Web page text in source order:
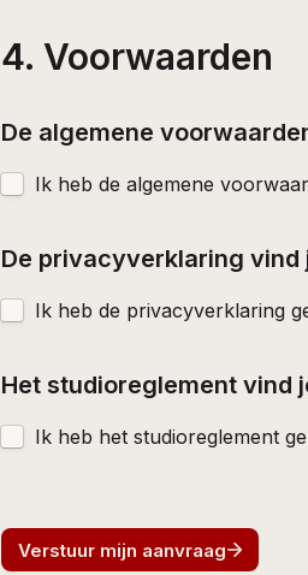
4. Voorwaarden
De algemene
Ik heb de algemene
De privacyverklaring vind
Ik heb de privacyverklaring
Het studioreglement vind
Ik heb het studioreglement
Verstuur mijn aanvraag